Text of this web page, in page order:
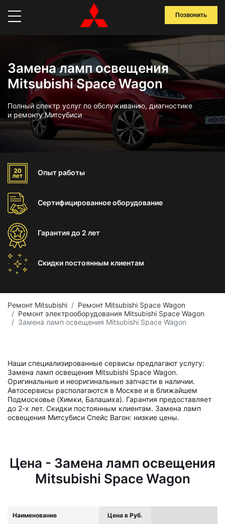
Позвонить
Замена ламп освещения
Mitsubishi Space Wagon
Полный спектр услуг по обслуживанию, диагностике
и ремонту Митсубиси
Опыт работы
Сертифицированноеоборудование
Гарантиядо 2 лет
Скидки постоянным клиентам
Ремонт Mitsubishi
Ремонт Mitsubishi Space Wagon
Ремонт электрооборудования Mitsubishi Space Wagon
Замена ламп освещения Mitsubishi Space Wagon
Наши специализированные сервисы предлагают услугу:
Замена ламп освещения Mitsubishi Space Wagon.
Оригинальные и неоригинальные запчасти в наличии.
Автосервисы располагаются в Москве и в ближайшем
Подмосковье (Химки, Балашиха). Гарантия предоставляет
до 2-х лет. Скидки постоянным клиентам. Замена ламп
освещения Митсубиси Спейс Вагон: низкие цены.
Цена - Замена ламп освещения
Mitsubishi Space Wagon
Наименование Цена в Руб.